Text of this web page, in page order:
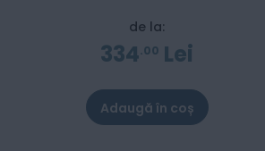
de la:
334 00 Lei
Adaugă în coș